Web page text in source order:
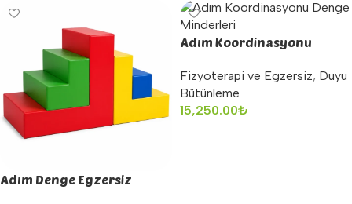
Adım Denge Egzersiz
Adım Koordinasyonu
Fizyoterapi ve Egzersiz, Duyu
Bütünleme
15,250.00₺